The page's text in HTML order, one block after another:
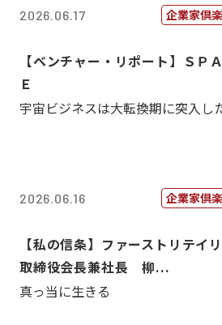
2026.06.17 企業家倶
【ベンチャー・リポート】ＳＰ
Ｅ
宇宙ビジネスは大転換期に突入し
2026.06.16 企業家倶
【私の信条】ファーストリテ
取締役会長兼社長 柳...
真っ当に生きる